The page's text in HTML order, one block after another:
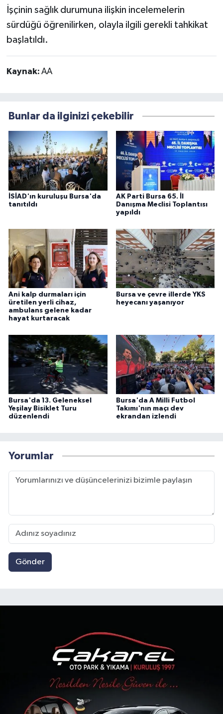
İşçinin sağlık durumuna ilişkin incelemelerin
sürdüğü öğrenilirken, olayla ilgili gerekli tahkikat
başlatıldı.
Kaynak: AA
Bunlar da ilginizi çekebilir
İSİAD'ın kuruluşu Bursa'da
tanıtıldı
AK Parti Bursa 65. İl
Danışma Meclisi Toplantısı
yapıldı
Ani kalp durmaları için
üretilen yerli cihaz,
ambulans gelene kadar
hayat kurtaracak
Bursa ve çevre illerde YKS
heyecanı yaşanıyor
Bursa'da 13. Geleneksel
Yeşilay Bisiklet Turu
düzenlendi
Bursa'da A Milli Futbol
Takımı'nın maçı dev
ekrandan izlendi
Yorumlar
Gönder